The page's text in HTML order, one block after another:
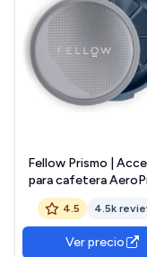
Fellow Prismo |
para cafetera
Mejora tu cafetera
para preparar cafés
espresso y de
Filtro de metal
4.5 4.5k
Ver precio